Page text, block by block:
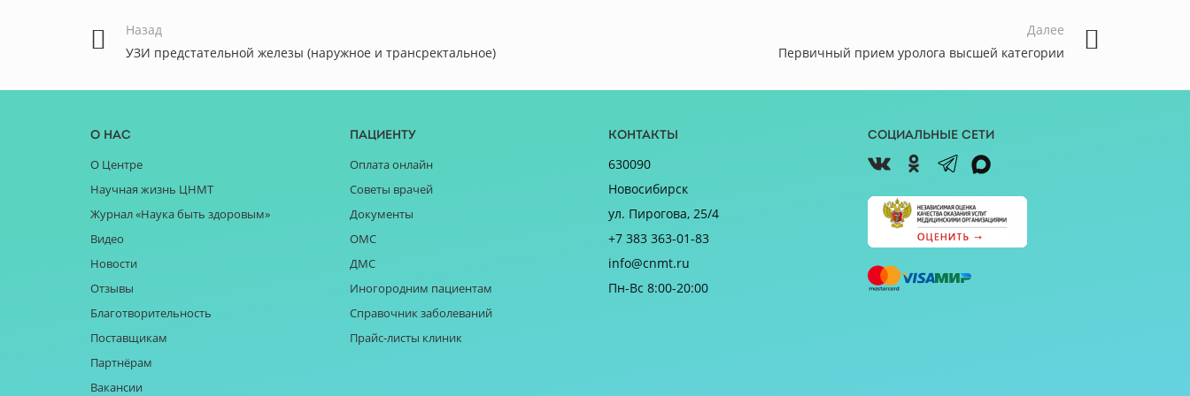
Назад
УЗИ предстательной железы (наружное и трансректальное)
Далее
Первичный прием уролога высшей категории
О нас
О Центре
Научная жизнь ЦНМТ
Журнал «Наука быть здоровым»
Видео
Новости
Отзывы
Благотворительность
Поставщикам
Партнёрам
Вакансии
Пациенту
Оплата онлайн
Советы врачей
Документы
ОМС
ДМС
Иногородним пациентам
Справочник заболеваний
Прайс-листы клиник
Контакты
630090
Новосибирск
ул. Пирогова, 25/4
+7 383 363-01-83
info@cnmt.ru
Пн-Вс 8:00-20:00
Социальные сети